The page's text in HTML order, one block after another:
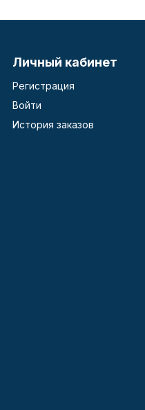
Личный кабинет
Регистрация
Войти
История заказов